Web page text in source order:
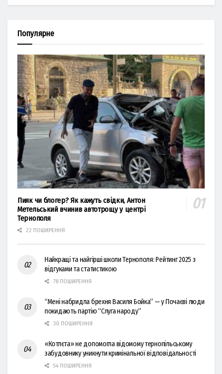
Популярне
Пияк чи блогер? Як кажуть свідки, Антон
Метельський вчинив автотрощу у центрі
Тернополя
22 ПОШИРЕННЯ
Найкращі та найгірші школи Тернополя: Рейтинг 2025 з
відгуками та статистикою
78 ПОШИРЕННЯ
“Мені набридла брехня Василя Бойка” — у Почаєві люди
покидають партію “Слуга народу”
30 ПОШИРЕННЯ
«Котлєта» не допомогла відомому тернопільському
забудовнику уникнути кримінальної відповідальності
54 ПОШИРЕННЯ